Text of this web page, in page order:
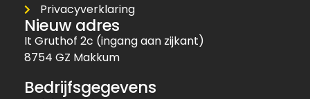
Privacyverklaring
Nieuw adres
It Gruthof 2c (ingang aan zijkant)
8754 GZ Makkum
Bedrijfsgegevens